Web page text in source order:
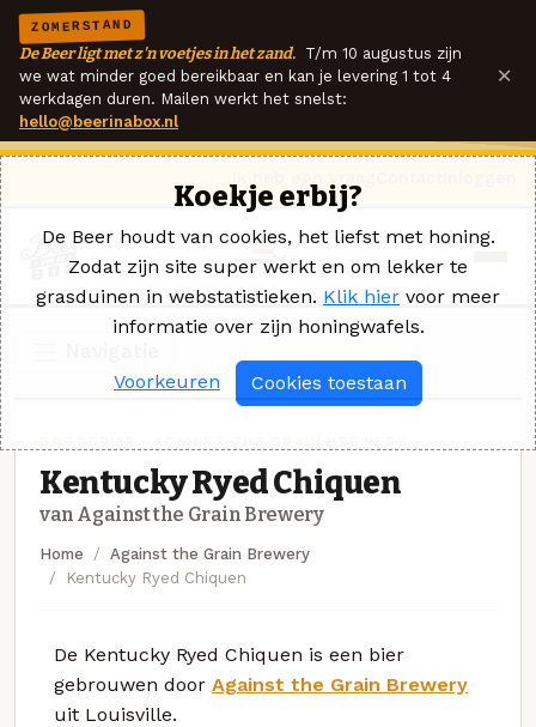
ZOMERSTAND
De Beer ligt met z'n voetjes in het zand. T/m 10 augustus zijn
we wat minder goed bereikbaar en kan je levering 1 tot 4
werkdagen duren. Mailen werkt het snelst:
hello@beerinabox.nl
×
Kentucky Ryed Chiquen
van Against the Grain Brewery
Home
Against the Grain Brewery
Kentucky Ryed Chiquen
De Kentucky Ryed Chiquen is een bier
gebrouwen door Against the Grain Brewery
uit Louisville.
Koekje erbij?
De Beer houdt van cookies, het liefst met honing.
Zodat zijn site super werkt en om lekker te
grasduinen in webstatistieken. Klik hier voor meer
informatie over zijn honingwafels.
Voorkeuren Cookies toestaan